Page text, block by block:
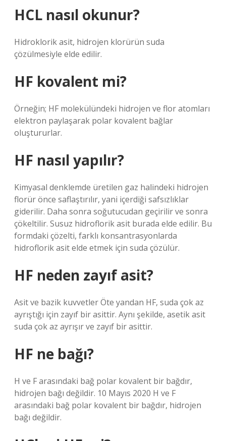
HCL nasıl okunur?
Hidroklorik asit, hidrojen klorürün suda
çözülmesiyle elde edilir.
HF kovalent mi?
Örneğin; HF molekülündeki hidrojen ve flor atomları
elektron paylaşarak polar kovalent bağlar
oluştururlar.
HF nasıl yapılır?
Kimyasal denklemde üretilen gaz halindeki hidrojen
florür önce saflaştırılır, yani içerdiği safsızlıklar
giderilir. Daha sonra soğutucudan geçirilir ve sonra
çökeltilir. Susuz hidroflorik asit burada elde edilir. Bu
formdaki çözelti, farklı konsantrasyonlarda
hidroflorik asit elde etmek için suda çözülür.
HF neden zayıf asit?
Asit ve bazik kuvvetler Öte yandan HF, suda çok az
ayrıştığı için zayıf bir asittir. Aynı şekilde, asetik asit
suda çok az ayrışır ve zayıf bir asittir.
HF ne bağı?
H ve F arasındaki bağ polar kovalent bir bağdır,
hidrojen bağı değildir. 10 Mayıs 2020 H ve F
arasındaki bağ polar kovalent bir bağdır, hidrojen
bağı değildir.